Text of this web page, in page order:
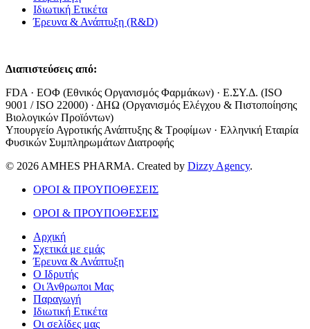
Ιδιωτική Ετικέτα
Έρευνα & Ανάπτυξη (R&D)
Διαπιστεύσεις από:
FDA · ΕΟΦ (Εθνικός Οργανισμός Φαρμάκων) · Ε.ΣΥ.Δ. (ISO
9001 / ISO 22000) · ΔΗΩ (Οργανισμός Ελέγχου & Πιστοποίησης
Βιολογικών Προϊόντων)
Υπουργείο Αγροτικής Ανάπτυξης & Τροφίμων · Ελληνική Εταιρία
Φυσικών Συμπληρωμάτων Διατροφής
© 2026 AMHES PHARMA. Created by Dizzy Agency.
ΟΡΟΙ & ΠΡΟΥΠΟΘΕΣΕΙΣ
ΟΡΟΙ & ΠΡΟΥΠΟΘΕΣΕΙΣ
Αρχική
Σχετικά με εμάς
Έρευνα & Ανάπτυξη
Ο Ιδρυτής
Οι Άνθρωποι Μας
Παραγωγή
Ιδιωτική Ετικέτα
Οι σελίδες μας